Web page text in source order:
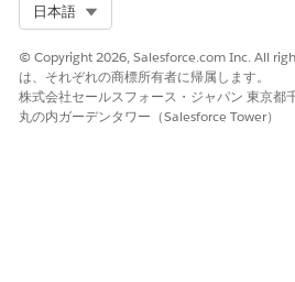
日本語
© Copyright 2026, Salesforce.com Inc. All
は、それぞれの商標所有者に帰属します。
株式会社セールスフォース・ジャパン 東京都
丸の内ガーデンタワー（Salesforce Tower）